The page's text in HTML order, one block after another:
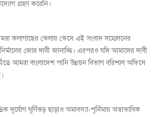
গ্রহণ করেনি।
কলাগাছের ভেলায় ভেসে এই সংবাদ সম্মেলনের
জোর দাবী জানাচ্ছি। এরপরও যদি আমাদের দাবী
আমরা বাংলাদেশ পানি উন্নয়ন বিভাগ বরিশাল অফিসে
দূর্যোগ ঘূর্ণিঝড় ছাড়াও অমাবস্যা-পূর্নিমায় অস্বাভাবিক